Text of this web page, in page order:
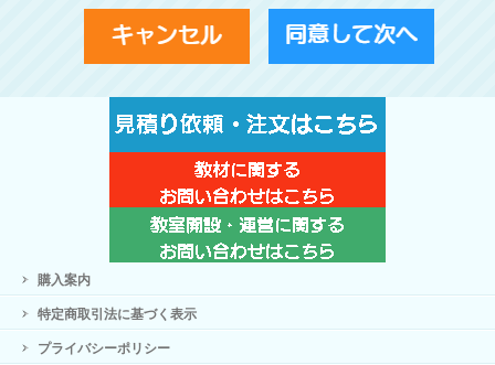
購入案内
特定商取引法に基づく表示
プライバシーポリシー